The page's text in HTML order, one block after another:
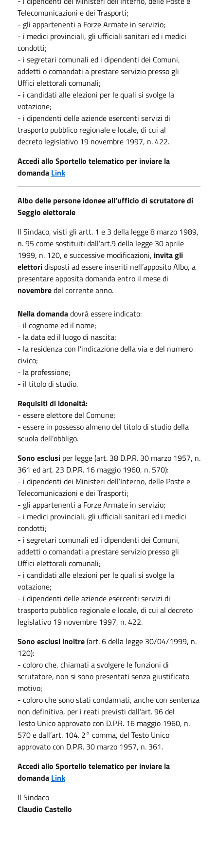
Telecomunicazioni e dei Trasporti;
- gli appartenenti a Forze Armate in servizio;
- i medici provinciali, gli ufficiali sanitari ed i medici
condotti;
- i segretari comunali ed i dipendenti dei Comuni,
addetti o comandati a prestare servizio presso gli
Uffici elettorali comunali;
- i candidati alle elezioni per le quali si svolge la
votazione;
- i dipendenti delle aziende esercenti servizi di
trasporto pubblico regionale e locale, di cui al
decreto legislativo 19 novembre 1997, n. 422.
Accedi allo Sportello telematico per inviare la
domanda Link
Albo delle persone idonee all’ufficio di scrutatore di
Seggio elettorale
Il Sindaco, visti gli artt. 1 e 3 della legge 8 marzo 1989,
n. 95 come sostituiti dall’art.9 della legge 30 aprile
1999, n. 120, e successive modificazioni, invita gli
elettoridisposti ad essere inseriti nell’apposito Albo, a
presentare apposita domanda entro il mese di
novembredel corrente anno.
Nella domandadovrà essere indicato:
- il cognome ed il nome;
- la data ed il luogo di nascita;
- la residenza con l’indicazione della via e del numero
civico;
- la professione;
- il titolo di studio.
Requisiti di idoneità:
- essere elettore del Comune;
- essere in possesso almeno del titolo di studio della
scuola dell’obbligo.
Sono esclusi per legge (art. 38 D.P.R. 30 marzo 1957, n.
361 ed art. 23 D.P.R. 16 maggio 1960, n. 570):
- i dipendenti dei Ministeri dell’Interno, delle Poste e
Telecomunicazioni e dei Trasporti;
- gli appartenenti a Forze Armate in servizio;
- i medici provinciali, gli ufficiali sanitari ed i medici
condotti;
- i segretari comunali ed i dipendenti dei Comuni,
addetti o comandati a prestare servizio presso gli
Uffici elettorali comunali;
- i candidati alle elezioni per le quali si svolge la
votazione;
- i dipendenti delle aziende esercenti servizi di
trasporto pubblico regionale e locale, di cui al decreto
legislativo 19 novembre 1997, n. 422.
Sono esclusi inoltre(art. 6 della legge 30/04/1999, n.
120):
- coloro che, chiamati a svolgere le funzioni di
scrutatore, non si sono presentati senza giustificato
motivo;
- coloro che sono stati condannati, anche con sentenza
non definitiva, per i reati previsti dall’art. 96 del
Testo Unico approvato con D.P.R. 16 maggio 1960, n.
570 e dall’art. 104. 2° comma, del Testo Unico
approvato con D.P.R. 30 marzo 1957, n. 361.
Accedi allo Sportello telematico per inviare la
domanda Link
Il Sindaco
Claudio Castello